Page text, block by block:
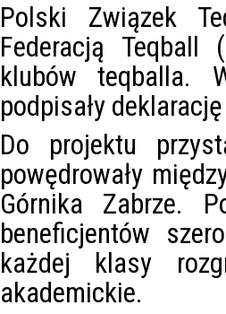
Polski Związek
Federacją Teqball
klubów teqballa.
podpisały
Do projektu
powędrowały
Górnika Zabrze.
beneficjentów
każdej klasy
akademickie.